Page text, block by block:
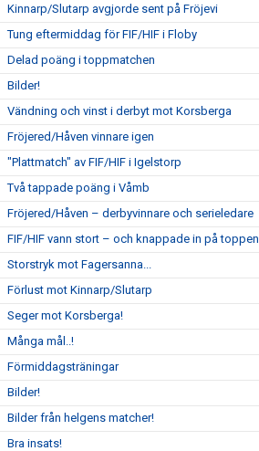
Kinnarp/Slutarp avgjorde sent på Fröjevi
Tung eftermiddag för FIF/HIF i Floby
Delad poäng i toppmatchen
Bilder!
Vändning och vinst i derbyt mot Korsberga
Fröjered/Håven vinnare igen
"Plattmatch" av FIF/HIF i Igelstorp
Två tappade poäng i Våmb
Fröjered/Håven – derbyvinnare och serieledare
FIF/HIF vann stort – och knappade in på toppen
Storstryk mot Fagersanna...
Förlust mot Kinnarp/Slutarp
Seger mot Korsberga!
Många mål..!
Förmiddagsträningar
Bilder!
Bilder från helgens matcher!
Bra insats!